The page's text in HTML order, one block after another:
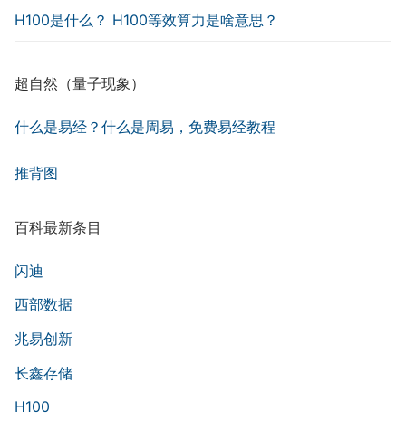
H100是什么？ H100等效算力是啥意思？
超自然（量子现象）
什么是易经？什么是周易，免费易经教程
推背图
百科最新条目
闪迪
西部数据
兆易创新
长鑫存储
H100